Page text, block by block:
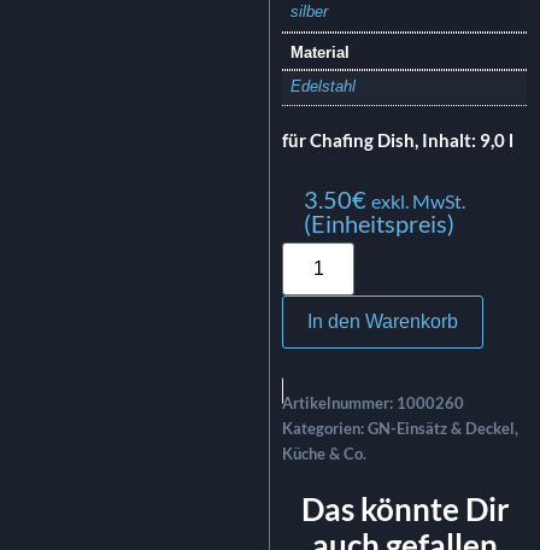
silber
Material
Edelstahl
für Chafing Dish, Inhalt: 9,0 l
3.50€ exkl. MwSt.
(Einheitspreis)
In den Warenkorb
Artikelnummer: 1000260
Kategorien: GN-Einsätz & Deckel,
Küche & Co.
Das könnte Dir